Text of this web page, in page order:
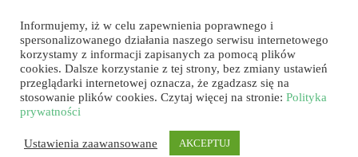
Konkurs na Najpiękniejszy Wianek – już
15 czerwca na wrocławskim rynku!
Informujemy, iż w celu zapewnienia poprawnego i
spersonalizowanego działania naszego serwisu internetowego
korzystamy z informacji zapisanych za pomocą plików
cookies. Dalsze korzystanie z tej strony, bez zmiany ustawień
przeglądarki internetowej oznacza, że zgadzasz się na
stosowanie plików cookies. Czytaj więcej na stronie: Polityka
prywatności
Ustawienia zaawansowane AKCEPTUJ